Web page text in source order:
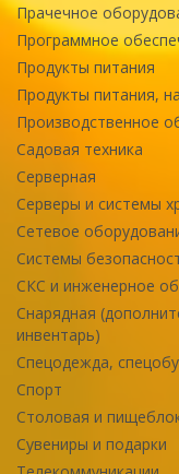
Прачечное
Программное
Продукты питания
Продукты питания,
Производственное
Садовая техника
Серверная
Серверы и системы
Сетевое
Системы
СКС и инженерное
Снарядная
инвентарь)
Спецодежда,
Спорт
Столовая и
Сувениры и подарки